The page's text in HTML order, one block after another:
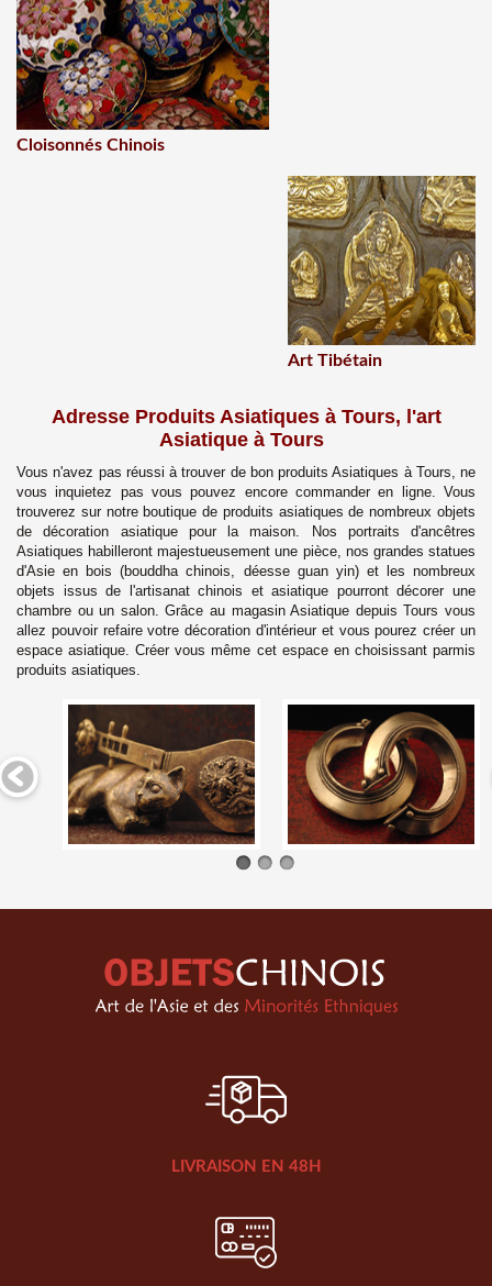
Cloisonnés Chinois
Art Tibétain
Adresse Produits Asiatiques à Tours, l'art
Asiatique à Tours
Vous n'avez pas réussi à trouver de bon produits Asiatiques à Tours, ne
vous inquietez pas vous pouvez encore commander en ligne. Vous
trouverez sur notre boutique de produits asiatiques de nombreux objets
de décoration asiatique pour la maison. Nos portraits d'ancêtres
Asiatiques habilleront majestueusement une pièce, nos grandes statues
d'Asie en bois (bouddha chinois, déesse guan yin) et les nombreux
objets issus de l'artisanat chinois et asiatique pourront décorer une
chambre ou un salon. Grâce au magasin Asiatique depuisTours vous
allez pouvoir refaire votre décoration d'intérieur et vous pourez créer un
espace asiatique. Créer vous même cet espace en choisissant parmis
produits asiatiques.
LIVRAISON EN 48H